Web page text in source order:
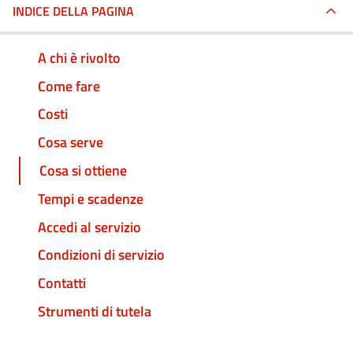
INDICE DELLA PAGINA
A chi è rivolto
Come fare
Costi
Cosa serve
Cosa si ottiene
Tempi e scadenze
Accedi al servizio
Condizioni di servizio
Contatti
Strumenti di tutela